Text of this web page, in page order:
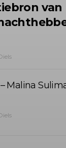
van
Malina